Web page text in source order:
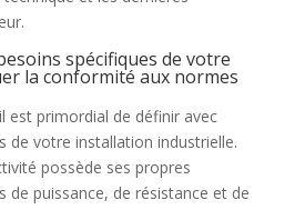
spécifiques de votre
la conformité aux normes
est primordial de définir avec
de votre installation industrielle.
possède ses propres
de puissance, de résistance et de